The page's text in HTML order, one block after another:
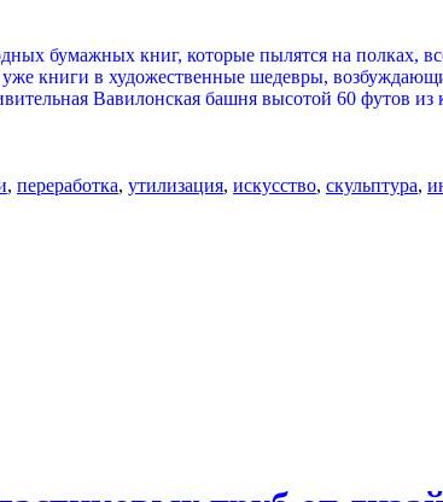
бумажных книг, которые пылятся на полках,
книги в художественные шедевры,
Вавилонская башня высотой 60 футов
, переработка, утилизация, искусство, скульптура,